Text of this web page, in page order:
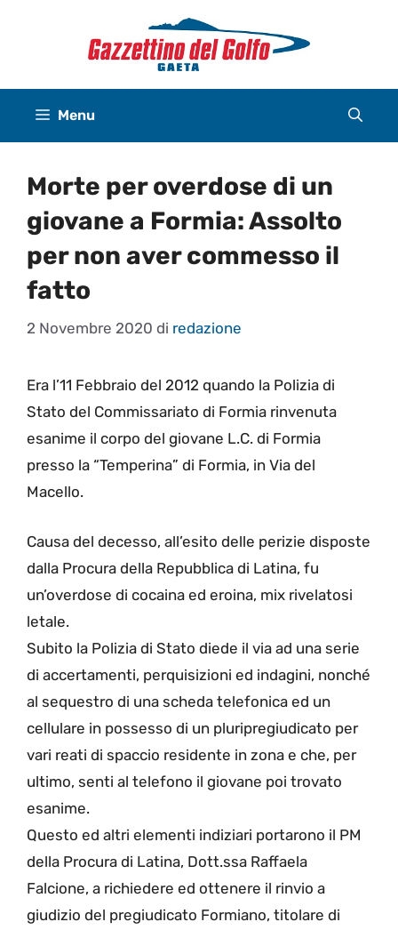
Menu
Morte per overdose di un
giovane a Formia: Assolto
per non aver commesso il
fatto
2 Novembre 2020 di redazione
Era l’11 Febbraio del 2012 quando la Polizia di
Stato del Commissariato di Formia rinvenuta
esanime il corpo del giovane L.C. di Formia
presso la “Temperina” di Formia, in Via del
Macello.
Causa del decesso, all’esito delle perizie disposte
dalla Procura della Repubblica di Latina, fu
un’overdose di cocaina ed eroina, mix rivelatosi
letale.
Subito la Polizia di Stato diede il via ad una serie
di accertamenti, perquisizioni ed indagini, nonché
al sequestro di una scheda telefonica ed un
cellulare in possesso di un pluripregiudicato per
vari reati di spaccio residente in zona e che, per
ultimo, senti al telefono il giovane poi trovato
esanime.
Questo ed altri elementi indiziari portarono il PM
della Procura di Latina, Dott.ssa Raffaela
Falcione, a richiedere ed ottenere il rinvio a
giudizio del pregiudicato Formiano, titolare di